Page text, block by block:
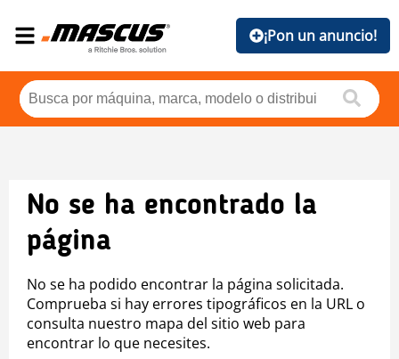
¡Pon un anuncio!
No se ha encontrado la
página
No se ha podido encontrar la página solicitada.
Comprueba si hay errores tipográficos en la URL o
consulta nuestro mapa del sitio web para
encontrar lo que necesites.